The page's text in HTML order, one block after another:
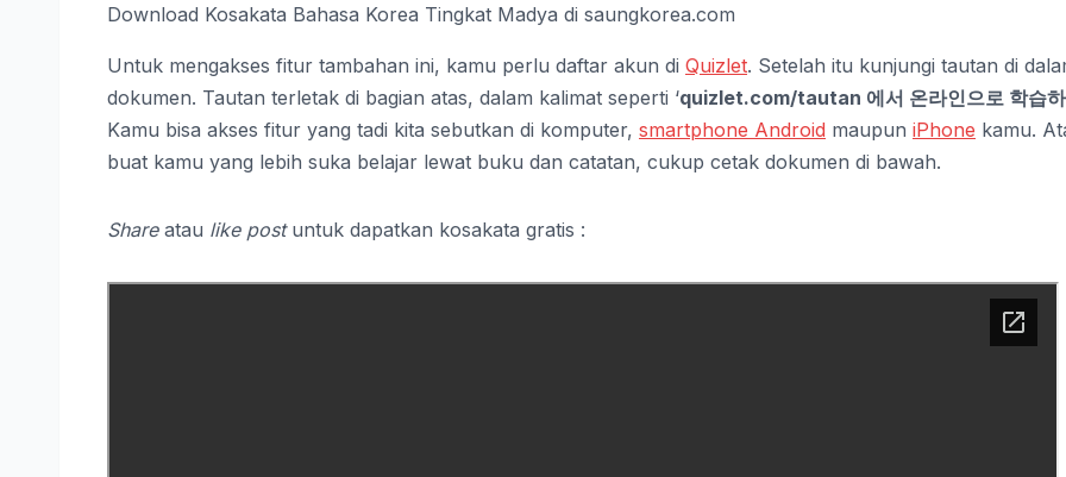
Download Kosakata Bahasa Korea Tingkat Madya di saungkorea.com
Untuk mengakses fitur tambahan ini, kamu perlu daftar akun di Quizlet. Setelah itu kunjungi tautan di
dokumen. Tautan terletak di bagian atas, dalam kalimat seperti ‘quizlet.com/tautan 에서 온라인으로 학습
Kamu bisa akses fitur yang tadi kita sebutkan di komputer, smartphone Android maupun iPhone kamu.
buat kamu yang lebih suka belajar lewat buku dan catatan, cukup cetak dokumen di bawah.
Share atau like postuntuk dapatkan kosakata gratis :